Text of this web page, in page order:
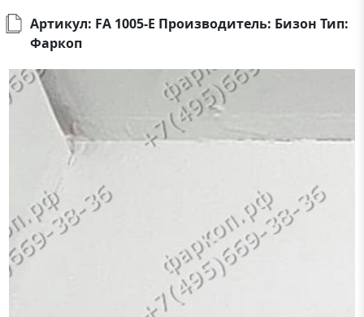
Артикул: FA 1005-E Производитель: Бизон Тип:
Фаркоп